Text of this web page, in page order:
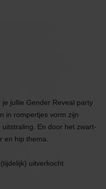
jullie Gender Reveal party
in rompertjes vorm zijn
En door het zwart-
en hip thema.
uitverkocht